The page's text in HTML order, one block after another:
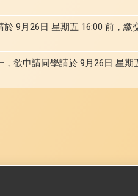
9月26日 星期五 16:00 前，繳
欲申請同學請於 9月26日 星期